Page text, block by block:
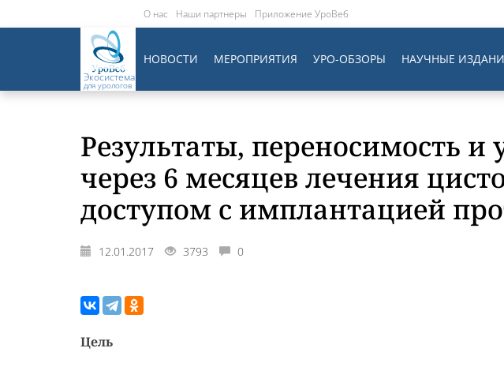
О нас Наши партнеры Приложение УроВеб
Экосистема
для урологов
НОВОСТИ МЕРОПРИЯТИЯ УРО-ОБЗОРЫ НАУЧНЫЕ
Результаты, переносимость и
через 6 месяцев лечения
доступом с имплантацией
12.01.2017 3793 0
Цель